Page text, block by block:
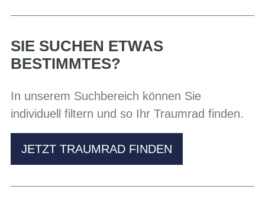
SIE SUCHEN ETWAS
BESTIMMTES?
In unserem Suchbereich können Sie
individuell filtern und so Ihr Traumrad finden.
JETZT TRAUMRAD FINDEN